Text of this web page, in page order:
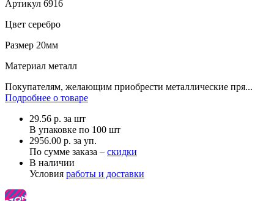
Артикул 6916
Цвет серебро
Размер 20мм
Материал металл
Покупателям, желающим приобрести металлические пря...
Подробнее о товаре
29.56 р. за шт
В упаковке по 100 шт
2956.00 р. за уп.
По сумме заказа – скидки
В наличии
Условия работы и доставки